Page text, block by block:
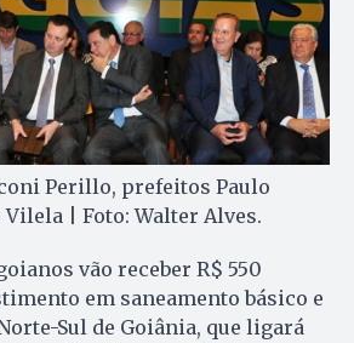
Perillo, prefeitos Paulo
| Foto: Walter Alves.
vão receber R$ 550
em saneamento básico e
Sul de Goiânia, que ligará